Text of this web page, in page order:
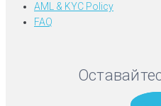
AML & KYC Policy
FAQ